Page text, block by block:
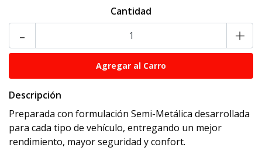
Cantidad
- +
Descripción
Preparada con formulación Semi-Metálica desarrollada
para cada tipo de vehículo, entregando un mejor
rendimiento, mayor seguridad y confort.